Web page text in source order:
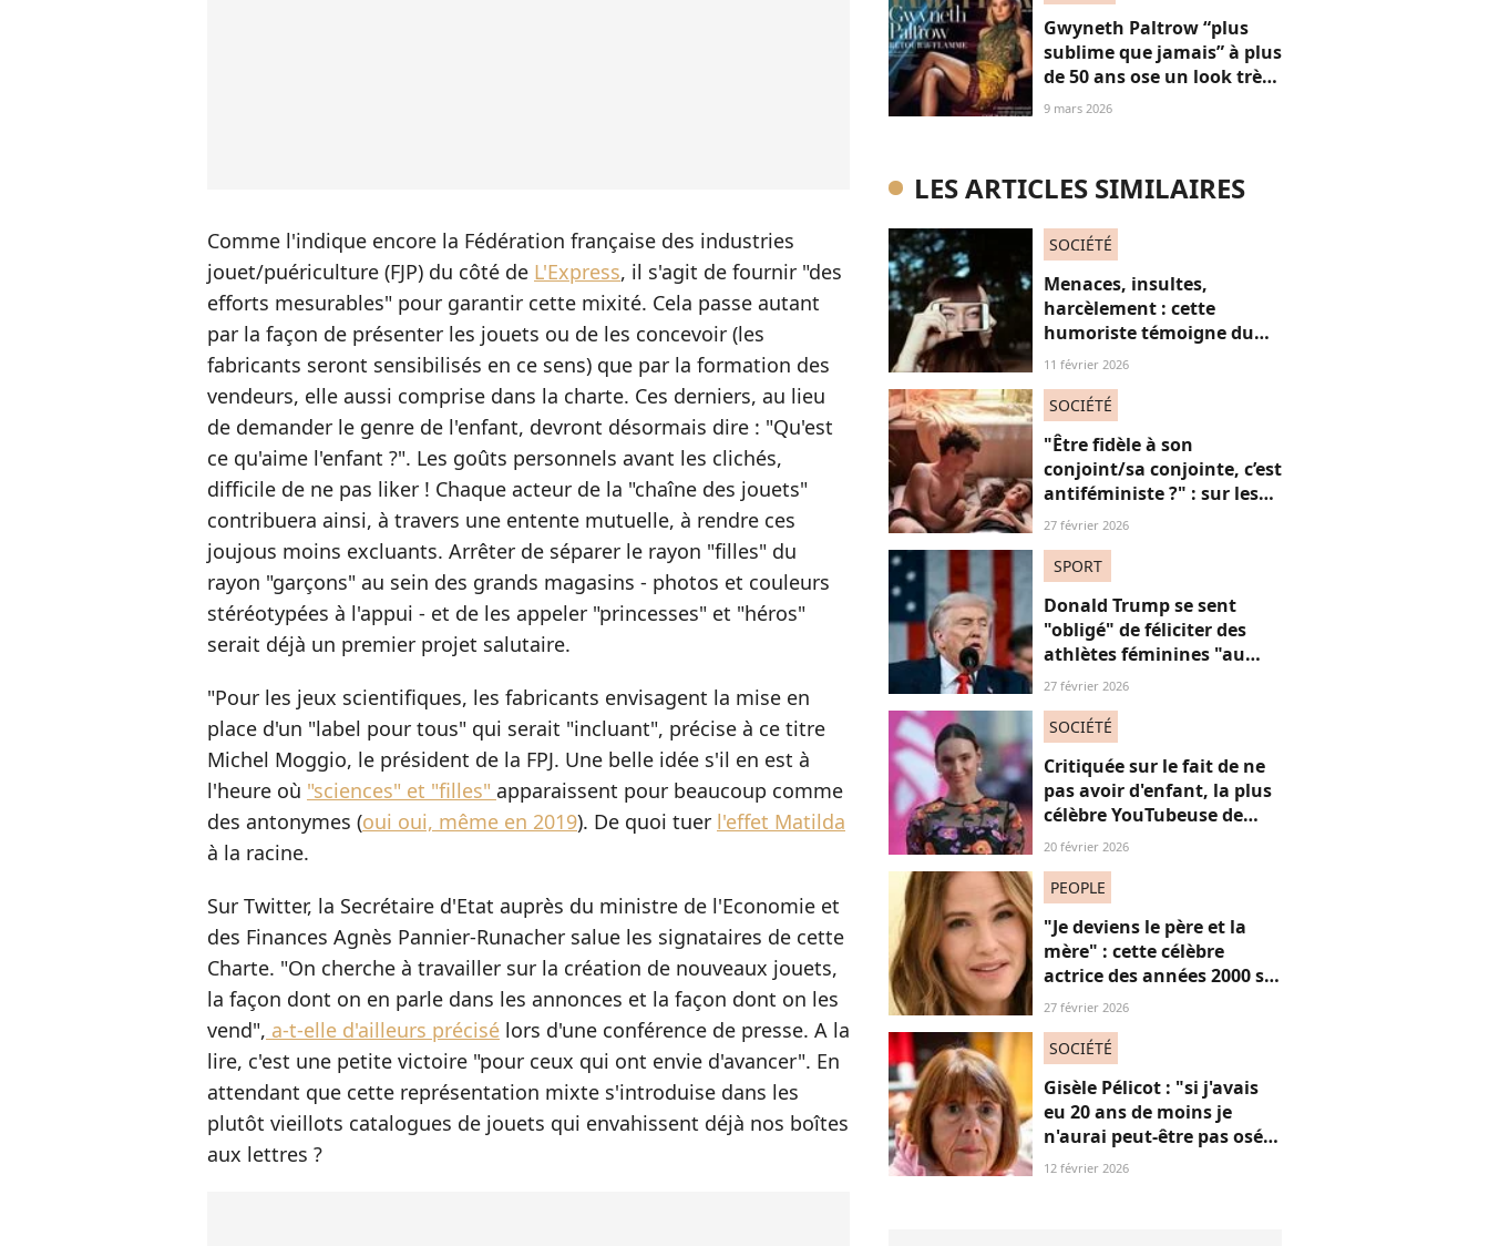
Comme l'indique encore la Fédération française des industries
jouet/puériculture (FJP) du côté de L'Express, il s'agit de fournir "des
efforts mesurables" pour garantir cette mixité. Cela passe autant
par la façon de présenter les jouets ou de les concevoir (les
fabricants seront sensibilisés en ce sens) que par la formation des
vendeurs, elle aussi comprise dans la charte. Ces derniers, au lieu
de demander le genre de l'enfant, devront désormais dire : "Qu'est
ce qu'aime l'enfant ?". Les goûts personnels avant les clichés,
difficile de ne pas liker ! Chaque acteur de la "chaîne des jouets"
contribuera ainsi, à travers une entente mutuelle, à rendre ces
joujous moins excluants. Arrêter de séparer le rayon "filles" du
rayon "garçons" au sein des grands magasins - photos et couleurs
stéréotypées à l'appui - et de les appeler "princesses" et "héros"
serait déjà un premier projet salutaire.
"Pour les jeux scientifiques, les fabricants envisagent la mise en
place d'un "label pour tous" qui serait "incluant", précise à ce titre
Michel Moggio, le président de la FPJ. Une belle idée s'il en est à
l'heure où "sciences" et "filles" apparaissent pour beaucoup comme
des antonymes (oui oui, même en 2019). De quoi tuer l'effet Matilda
à la racine.
Sur Twitter, la Secrétaire d'Etat auprès du ministre de l'Economie et
des Finances Agnès Pannier-Runacher salue les signataires de cette
Charte. "On cherche à travailler sur la création de nouveaux jouets,
la façon dont on en parle dans les annonces et la façon dont on les
vend", a-t-elle d'ailleurs précisé lors d'une conférence de presse. A la
lire, c'est une petite victoire "pour ceux qui ont envie d'avancer". En
attendant que cette représentation mixte s'introduise dans les
plutôt vieillots catalogues de jouets qui envahissent déjà nos boîtes
aux lettres ?
Gwyneth Paltrow “plus
sublime que jamais” à plus
de 50 ans ose un look très
décolleté sur le tapis
vieilles”
9 mars 2026
LES ARTICLES SIMILAIRES
SOCIÉTÉ
Menaces, insultes,
harcèlement : cette
humoriste témoigne du
sort des femmes sur les
11 février 2026
SOCIÉTÉ
"Être fidèle à son
conjoint/sa conjointe, c’est
antiféministe ?" : sur les
réseaux sociaux, cette
27 février 2026
SPORT
Donald Trump se sent
"obligé" de féliciter des
athlètes féminines "au
risque d'être destitué"
27 février 2026
SOCIÉTÉ
Critiquée sur le fait de ne
pas avoir d'enfant, la plus
célèbre YouTubeuse de
France répond aux
fragile"
20 février 2026
PEOPLE
"Je deviens le père et la
mère" : cette célèbre
actrice des années 2000 se
confie sur sa vie de parent
27 février 2026
SOCIÉTÉ
Gisèle Pélicot : "si j'avais
eu 20 ans de moins je
n'aurai peut-être pas osé
refuser le huis-clos"
12 février 2026